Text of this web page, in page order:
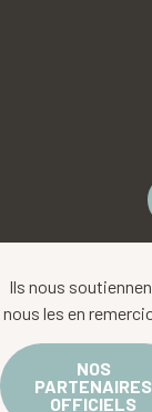
Ils nous
nous les en
NOS
PARTENAIRES
OFFICIELS